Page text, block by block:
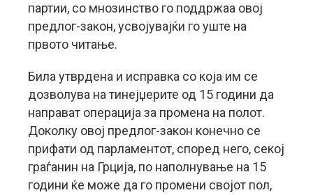
партии, со мнозинство го поддржаа овој
предлог-закон, усвојувајќи го уште на
првото читање.
Била утврдена и исправка со која им се
дозволува на тинејџерите од 15 години да
направат операција за промена на полот.
Доколку овој предлог-закон конечно се
прифати од парламентот, според него, секој
граѓанин на Грција, по наполнување на 15
години ќе може да го промени својот пол,